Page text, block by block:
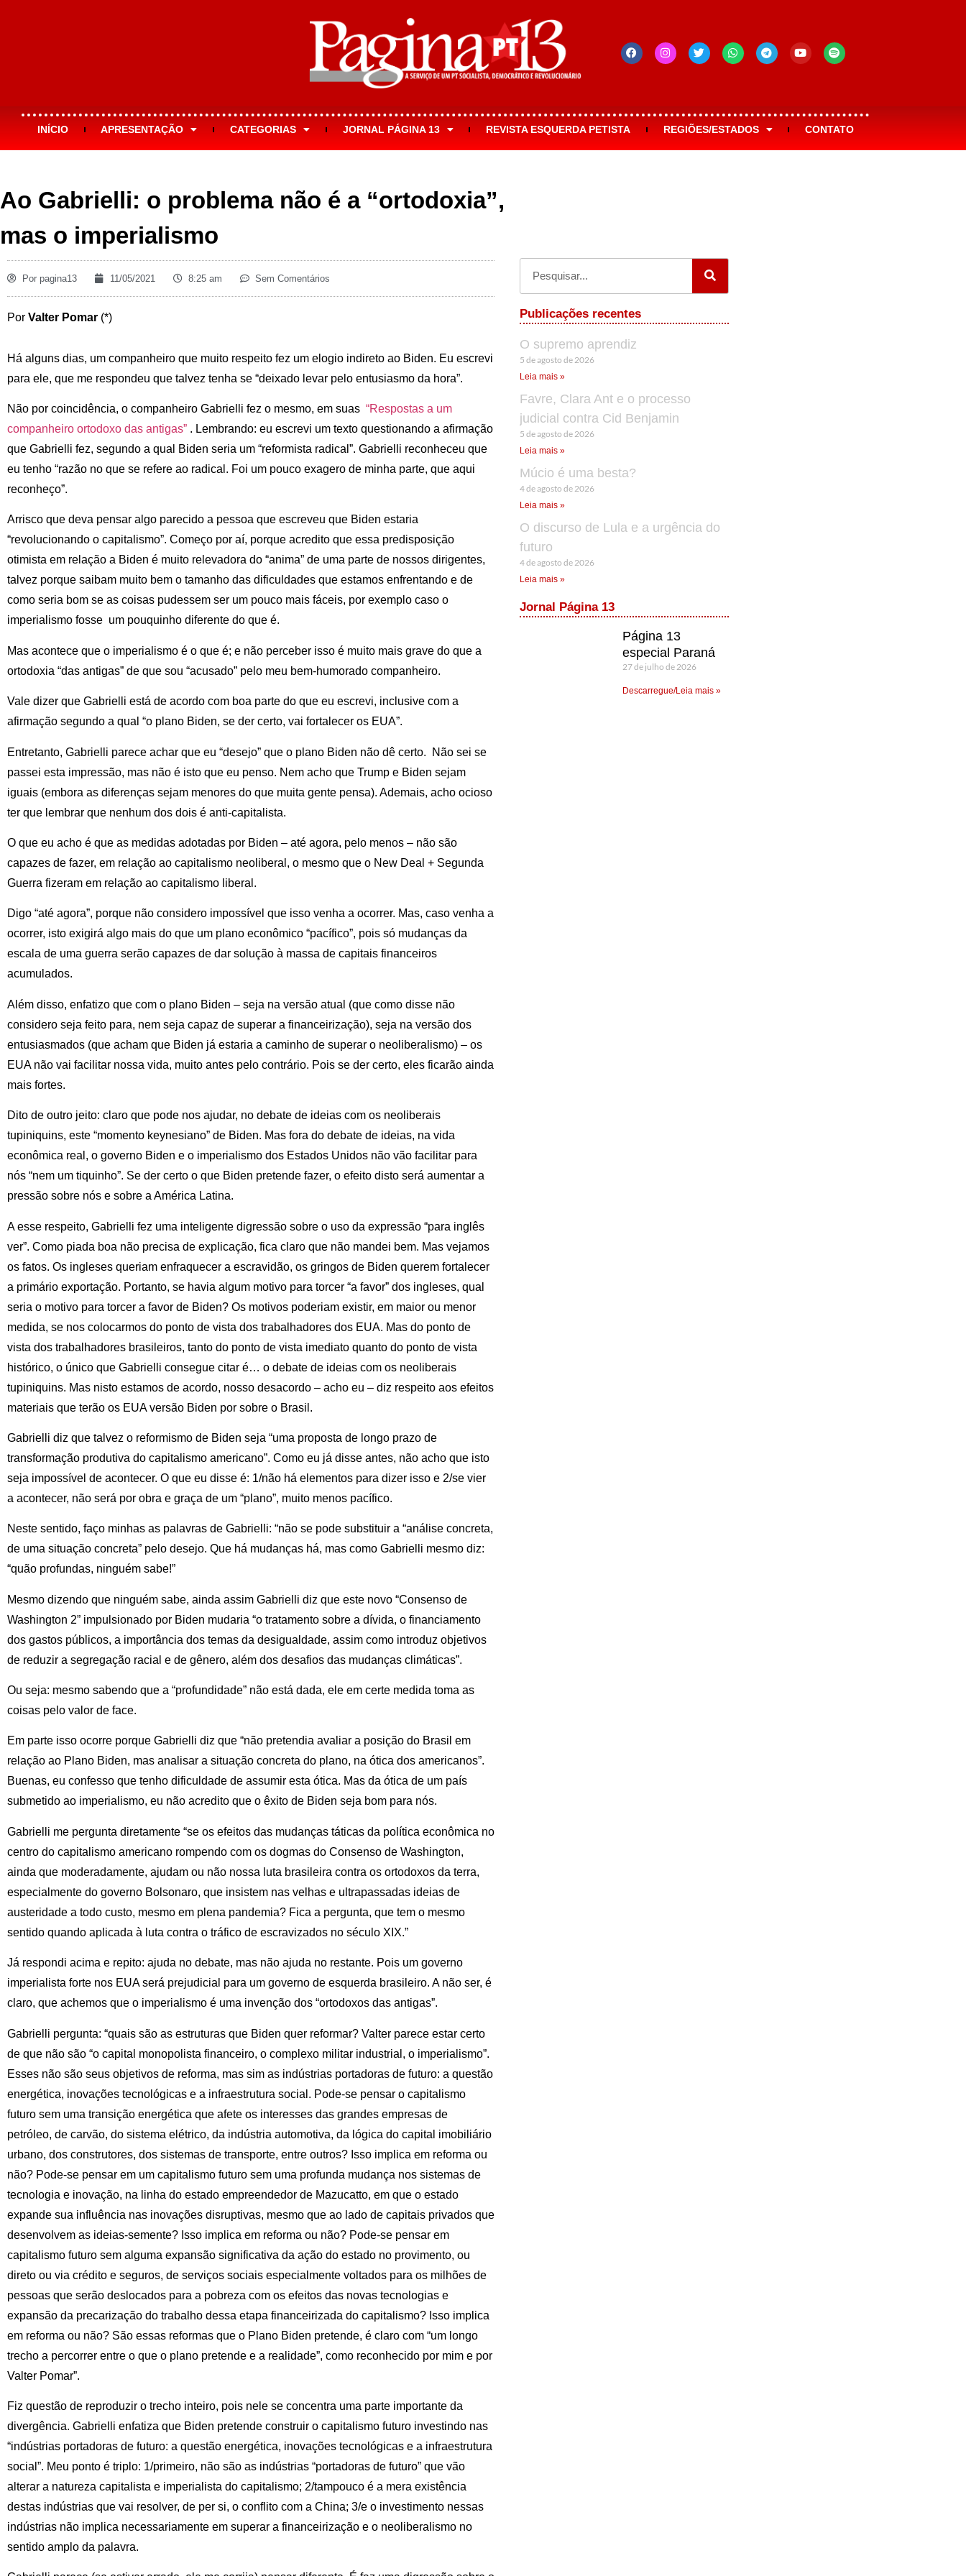
INÍCIO APRESENTAÇÃO CATEGORIAS JORNAL PÁGINA 13 REVISTA ESQUERDA PETISTA REGIÕES/ESTADOS CONTATO
Ao Gabrielli: o problema não é a “ortodoxia”,
mas o imperialismo
Por pagina13 11/05/2021 8:25 am Sem Comentários
Por Valter Pomar (*)
Há alguns dias, um companheiro que muito respeito fez um elogio indireto ao Biden. Eu escrevi
para ele, que me respondeu que talvez tenha se “deixado levar pelo entusiasmo da hora”.
Não por coincidência, o companheiro Gabrielli fez o mesmo, em suas “Respostas a um
companheiro ortodoxo das antigas” . Lembrando: eu escrevi um texto questionando a afirmação
que Gabrielli fez, segundo a qual Biden seria um “reformista radical”. Gabrielli reconheceu que
eu tenho “razão no que se refere ao radical. Foi um pouco exagero de minha parte, que aqui
reconheço”.
Arrisco que deva pensar algo parecido a pessoa que escreveu que Biden estaria
“revolucionando o capitalismo”. Começo por aí, porque acredito que essa predisposição
otimista em relação a Biden é muito relevadora do “anima” de uma parte de nossos dirigentes,
talvez porque saibam muito bem o tamanho das dificuldades que estamos enfrentando e de
como seria bom se as coisas pudessem ser um pouco mais fáceis, por exemplo caso o
imperialismo fosse um pouquinho diferente do que é.
Mas acontece que o imperialismo é o que é; e não perceber isso é muito mais grave do que a
ortodoxia “das antigas” de que sou “acusado” pelo meu bem-humorado companheiro.
Vale dizer que Gabrielli está de acordo com boa parte do que eu escrevi, inclusive com a
afirmação segundo a qual “o plano Biden, se der certo, vai fortalecer os EUA”.
Entretanto, Gabrielli parece achar que eu “desejo” que o plano Biden não dê certo. Não sei se
passei esta impressão, mas não é isto que eu penso. Nem acho que Trump e Biden sejam
iguais (embora as diferenças sejam menores do que muita gente pensa). Ademais, acho ocioso
ter que lembrar que nenhum dos dois é anti-capitalista.
O que eu acho é que as medidas adotadas por Biden – até agora, pelo menos – não são
capazes de fazer, em relação ao capitalismo neoliberal, o mesmo que o New Deal + Segunda
Guerra fizeram em relação ao capitalismo liberal.
Digo “até agora”, porque não considero impossível que isso venha a ocorrer. Mas, caso venha a
ocorrer, isto exigirá algo mais do que um plano econômico “pacífico”, pois só mudanças da
escala de uma guerra serão capazes de dar solução à massa de capitais financeiros
acumulados.
Além disso, enfatizo que com o plano Biden – seja na versão atual (que como disse não
considero seja feito para, nem seja capaz de superar a financeirização), seja na versão dos
entusiasmados (que acham que Biden já estaria a caminho de superar o neoliberalismo) – os
EUA não vai facilitar nossa vida, muito antes pelo contrário. Pois se der certo, eles ficarão ainda
mais fortes.
Dito de outro jeito: claro que pode nos ajudar, no debate de ideias com os neoliberais
tupiniquins, este “momento keynesiano” de Biden. Mas fora do debate de ideias, na vida
econômica real, o governo Biden e o imperialismo dos Estados Unidos não vão facilitar para
nós “nem um tiquinho”. Se der certo o que Biden pretende fazer, o efeito disto será aumentar a
pressão sobre nós e sobre a América Latina.
A esse respeito, Gabrielli fez uma inteligente digressão sobre o uso da expressão “para inglês
ver”. Como piada boa não precisa de explicação, fica claro que não mandei bem. Mas vejamos
os fatos. Os ingleses queriam enfraquecer a escravidão, os gringos de Biden querem fortalecer
a primário exportação. Portanto, se havia algum motivo para torcer “a favor” dos ingleses, qual
seria o motivo para torcer a favor de Biden? Os motivos poderiam existir, em maior ou menor
medida, se nos colocarmos do ponto de vista dos trabalhadores dos EUA. Mas do ponto de
vista dos trabalhadores brasileiros, tanto do ponto de vista imediato quanto do ponto de vista
histórico, o único que Gabrielli consegue citar é… o debate de ideias com os neoliberais
tupiniquins. Mas nisto estamos de acordo, nosso desacordo – acho eu – diz respeito aos efeitos
materiais que terão os EUA versão Biden por sobre o Brasil.
Gabrielli diz que talvez o reformismo de Biden seja “uma proposta de longo prazo de
transformação produtiva do capitalismo americano”. Como eu já disse antes, não acho que isto
seja impossível de acontecer. O que eu disse é: 1/não há elementos para dizer isso e 2/se vier
a acontecer, não será por obra e graça de um “plano”, muito menos pacífico.
Neste sentido, faço minhas as palavras de Gabrielli: “não se pode substituir a “análise concreta,
de uma situação concreta” pelo desejo. Que há mudanças há, mas como Gabrielli mesmo diz:
“quão profundas, ninguém sabe!”
Mesmo dizendo que ninguém sabe, ainda assim Gabrielli diz que este novo “Consenso de
Washington 2” impulsionado por Biden mudaria “o tratamento sobre a dívida, o financiamento
dos gastos públicos, a importância dos temas da desigualdade, assim como introduz objetivos
de reduzir a segregação racial e de gênero, além dos desafios das mudanças climáticas”.
Ou seja: mesmo sabendo que a “profundidade” não está dada, ele em certe medida toma as
coisas pelo valor de face.
Em parte isso ocorre porque Gabrielli diz que “não pretendia avaliar a posição do Brasil em
relação ao Plano Biden, mas analisar a situação concreta do plano, na ótica dos americanos”.
Buenas, eu confesso que tenho dificuldade de assumir esta ótica. Mas da ótica de um país
submetido ao imperialismo, eu não acredito que o êxito de Biden seja bom para nós.
Gabrielli me pergunta diretamente “se os efeitos das mudanças táticas da política econômica no
centro do capitalismo americano rompendo com os dogmas do Consenso de Washington,
ainda que moderadamente, ajudam ou não nossa luta brasileira contra os ortodoxos da terra,
especialmente do governo Bolsonaro, que insistem nas velhas e ultrapassadas ideias de
austeridade a todo custo, mesmo em plena pandemia? Fica a pergunta, que tem o mesmo
sentido quando aplicada à luta contra o tráfico de escravizados no século XIX.”
Já respondi acima e repito: ajuda no debate, mas não ajuda no restante. Pois um governo
imperialista forte nos EUA será prejudicial para um governo de esquerda brasileiro. A não ser, é
claro, que achemos que o imperialismo é uma invenção dos “ortodoxos das antigas”.
Gabrielli pergunta: “quais são as estruturas que Biden quer reformar? Valter parece estar certo
de que não são “o capital monopolista financeiro, o complexo militar industrial, o imperialismo”.
Esses não são seus objetivos de reforma, mas sim as indústrias portadoras de futuro: a questão
energética, inovações tecnológicas e a infraestrutura social. Pode-se pensar o capitalismo
futuro sem uma transição energética que afete os interesses das grandes empresas de
petróleo, de carvão, do sistema elétrico, da indústria automotiva, da lógica do capital imobiliário
urbano, dos construtores, dos sistemas de transporte, entre outros? Isso implica em reforma ou
não? Pode-se pensar em um capitalismo futuro sem uma profunda mudança nos sistemas de
tecnologia e inovação, na linha do estado empreendedor de Mazucatto, em que o estado
expande sua influência nas inovações disruptivas, mesmo que ao lado de capitais privados que
desenvolvem as ideias-semente? Isso implica em reforma ou não? Pode-se pensar em
capitalismo futuro sem alguma expansão significativa da ação do estado no provimento, ou
direto ou via crédito e seguros, de serviços sociais especialmente voltados para os milhões de
pessoas que serão deslocados para a pobreza com os efeitos das novas tecnologias e
expansão da precarização do trabalho dessa etapa financeirizada do capitalismo? Isso implica
em reforma ou não? São essas reformas que o Plano Biden pretende, é claro com “um longo
trecho a percorrer entre o que o plano pretende e a realidade”, como reconhecido por mim e por
Valter Pomar”.
Fiz questão de reproduzir o trecho inteiro, pois nele se concentra uma parte importante da
divergência. Gabrielli enfatiza que Biden pretende construir o capitalismo futuro investindo nas
“indústrias portadoras de futuro: a questão energética, inovações tecnológicas e a infraestrutura
social”. Meu ponto é triplo: 1/primeiro, não são as indústrias “portadoras de futuro” que vão
alterar a natureza capitalista e imperialista do capitalismo; 2/tampouco é a mera existência
destas indústrias que vai resolver, de per si, o conflito com a China; 3/e o investimento nessas
indústrias não implica necessariamente em superar a financeirização e o neoliberalismo no
sentido amplo da palavra.
Publicações recentes
O supremo aprendiz
5 de agosto de 2026
Leia mais »
Favre, Clara Ant e o processo
judicial contra Cid Benjamin
5 de agosto de 2026
Leia mais »
Múcio é uma besta?
4 de agosto de 2026
Leia mais »
O discurso de Lula e a urgência do
futuro
4 de agosto de 2026
Leia mais »
Jornal Página 13
Página 13
especial Paraná
27 de julho de 2026
Descarregue/Leia mais »